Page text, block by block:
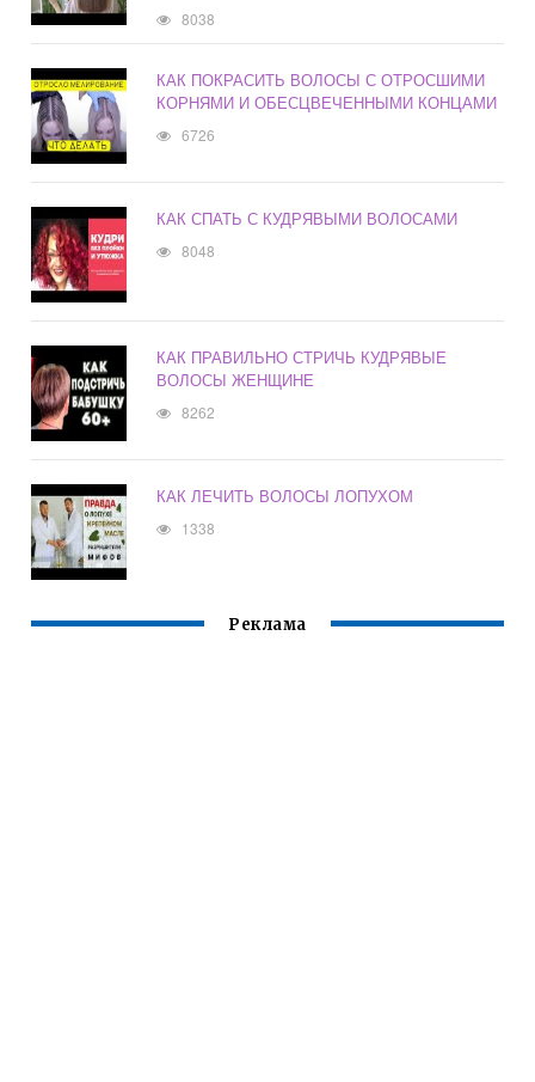
8038
КАК ПОКРАСИТЬ ВОЛОСЫ С ОТРОСШИМИ
КОРНЯМИ И ОБЕСЦВЕЧЕННЫМИ КОНЦАМИ
6726
КАК СПАТЬ С КУДРЯВЫМИ ВОЛОСАМИ
8048
КАК ПРАВИЛЬНО СТРИЧЬ КУДРЯВЫЕ
ВОЛОСЫ ЖЕНЩИНЕ
8262
КАК ЛЕЧИТЬ ВОЛОСЫ ЛОПУХОМ
1338
Реклама